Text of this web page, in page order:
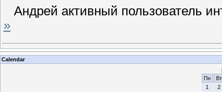
Андрей активный пользователь
»
Calendar
Пн
Вт
1
2